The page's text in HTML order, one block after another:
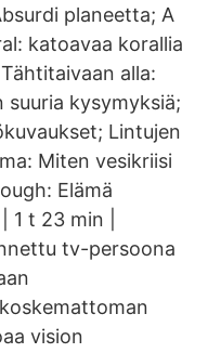
planeetta; A
katoavaa korallia
alla:
suuria kysymyksiä;
Lintujen
Miten vesikriisi
Elämä
1 t 23 min |
tv-persoona
vision